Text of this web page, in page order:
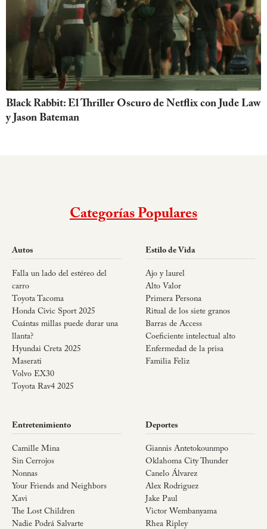
Black Rabbit: El Thriller Oscuro de Netflix con Jude Law
y Jason Bateman
Categorías Populares
Autos
Falla un lado del estéreo del
carro
Toyota Tacoma
Honda Civic Sport 2025
Cuántas millas puede durar una
llanta?
Hyundai Creta 2025
Maserati
Volvo EX30
Toyota Rav4 2025
Estilo de Vida
Ajo y laurel
Alto Valor
Primera Persona
Ritual de los siete granos
Barras de Access
Coeficiente intelectual alto
Enfermedad de la prisa
Familia Feliz
Entretenimiento
Camille Mina
Sin Cerrojos
Nonnas
Your Friends and Neighbors
Xavi
The Lost Children
Nadie Podrá Salvarte
Deportes
Giannis Antetokounmpo
Oklahoma City Thunder
Canelo Álvarez
Alex Rodriguez
Jake Paul
Victor Wembanyama
Rhea Ripley